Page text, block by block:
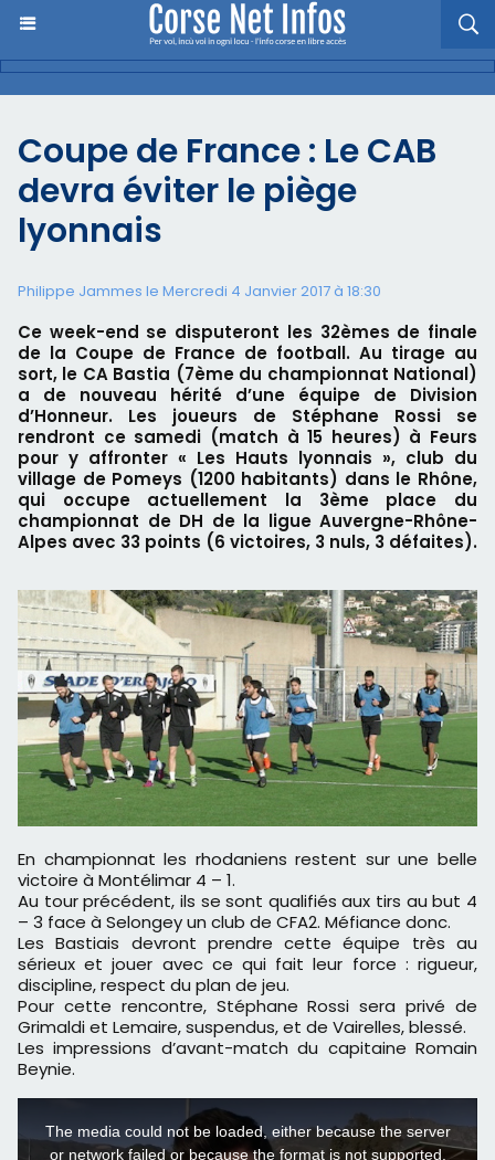
Coupe de France : Le CAB
devra éviter le piège
lyonnais
Philippe Jammes le Mercredi 4 Janvier 2017 à 18:30
Ce week-end se disputeront les 32èmes de finale
de la Coupe de France de football. Au tirage au
sort, le CA Bastia (7ème du championnat National)
a de nouveau hérité d’une équipe de Division
d’Honneur. Les joueurs de Stéphane Rossi se
rendront ce samedi (match à 15 heures) à Feurs
pour y affronter « Les Hauts lyonnais », club du
village de Pomeys (1200 habitants) dans le Rhône,
qui occupe actuellement la 3ème place du
championnat de DH de la ligue Auvergne-Rhône-
Alpes avec 33 points (6 victoires, 3 nuls, 3 défaites).
En championnat les rhodaniens restent sur une belle
victoire à Montélimar 4 – 1.
Au tour précédent, ils se sont qualifiés aux tirs au but 4
– 3 face à Selongey un club de CFA2. Méfiance donc.
Les Bastiais devront prendre cette équipe très au
sérieux et jouer avec ce qui fait leur force : rigueur,
discipline, respect du plan de jeu.
Pour cette rencontre, Stéphane Rossi sera privé de
Grimaldi et Lemaire, suspendus, et de Vairelles, blessé.
Les impressions d’avant-match du capitaine Romain
Beynie.